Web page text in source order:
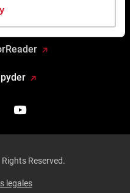
us on Linkedin
Watch us on
Reserved.
legales